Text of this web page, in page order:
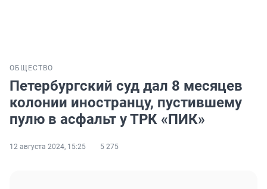
ОБЩЕСТВО
Петербургский суд дал 8 месяцев
колонии иностранцу, пустившему
пулю в асфальт у ТРК «ПИК»
12 августа 2024, 15:25 5 275